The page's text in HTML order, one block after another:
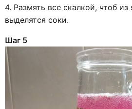
4. Размять все скалкой, чтоб
выделятся соки.
Шаг 5